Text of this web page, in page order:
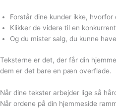
Forstår dine kunder ikke,
Klikker de videre til en konkurrent
Og du mister salg, du kunne
Teksterne er det, der får din
dem er det bare en pæn overflade.
Når dine tekster arbejder lige så
Når ordene på din hjemmeside